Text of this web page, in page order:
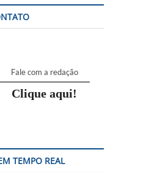
Fale com a redação
Clique aqui!
TEMPO REAL